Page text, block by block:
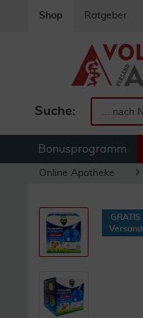
Shop Ratgeber
Suche:
Bonusprogramm
Online Apotheke
GRATIS
Versand